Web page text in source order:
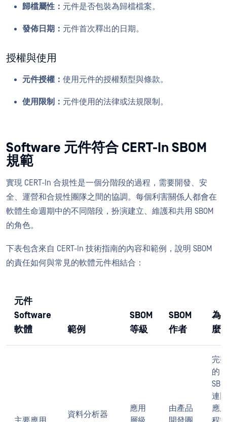
歸檔屬性： 元件是否包裝為歸檔檔案。
發佈日期： 元件首次釋出的日期。
授權與使用
元件授權： 使用元件的授權類型與條款。
使用限制： 元件使用的法律或法規限制。
Software 元件符合 CERT-In SBOM
規範
實現 CERT-In 合規性是一個分階段的過程，需要開發、安
全、運營和合規性團隊之間的協調。每個利害關係人都會在
軟體生命週期中的不同階段，扮演建立、維護和共用 SBOM
的角色。
下表包含來自 CERT-In 技術指南的內容和範例，說明 SBOM
的責任如何與常見的軟體元件相結合：
元件
Software
軟體
範例
SBOM
等級
SBOM
作者
為
麼
資料分析器
應用
由產品
完
的
連
應